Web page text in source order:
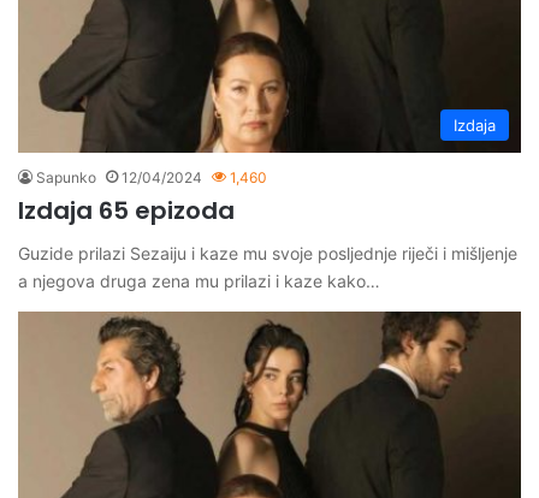
Izdaja
Sapunko 12/04/2024 1,460
Izdaja 65 epizoda
Guzide prilazi Sezaiju i kaze mu svoje posljednje riječi i mišljenje
a njegova druga zena mu prilazi i kaze kako…